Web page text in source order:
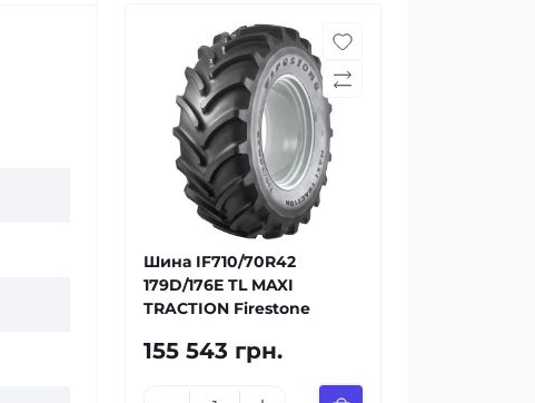
Шина IF710/70R42
179D/176E TL MAXI
TRACTION Firestone
155 543 грн.